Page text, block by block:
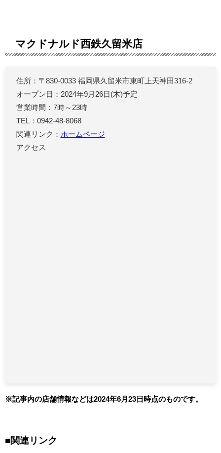
マクドナルド西鉄久留米店
住所：〒830-0033 福岡県久留米市東町上天神田316-2
オープン日：2024年9月26日(木)予定
営業時間：7時～23時
TEL：0942-48-8068
関連リンク： ホームページ
アクセス
※記事内の店舗情報などは2024年6月23日時点のものです。
■関連リンク